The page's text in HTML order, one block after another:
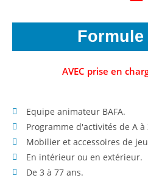
Formule
AVEC prise en
Equipe animateur BAFA.
Programme d'activités de A à
Mobilier et accessoires de
En intérieur ou en extérieur.
De 3 à 77 ans.